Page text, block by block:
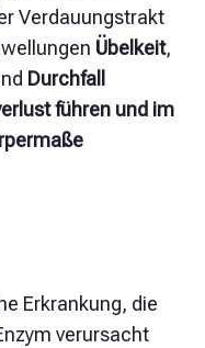
Verdauungstrakt
Übelkeit,
Durchfall
führen und im
Erkrankung, die
verursacht